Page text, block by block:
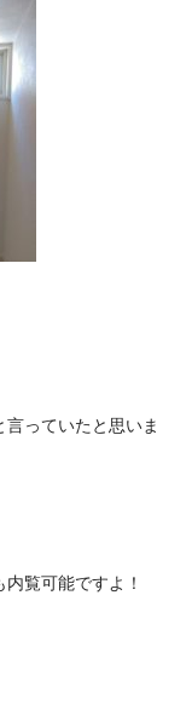
っていたと思いま
覧可能ですよ！